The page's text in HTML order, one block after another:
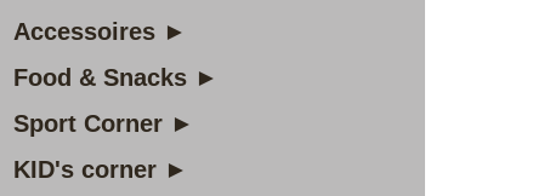
Accessoires ►
Food & Snacks ►
Sport Corner ►
KID's corner ►